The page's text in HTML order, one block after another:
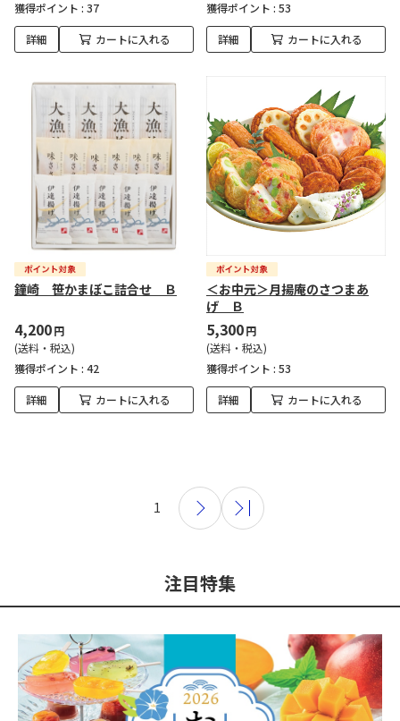
獲得ポイント : 37
詳細 カートに入れる
獲得ポイント : 53
詳細 カートに入れる
鐘崎 笹かまぼこ詰合せ Ｂ
4,200円
(送料・税込)
獲得ポイント : 42
詳細 カートに入れる
＜お中元＞月揚庵のさつまあ
げ Ｂ
5,300円
(送料・税込)
獲得ポイント : 53
詳細 カートに入れる
1
注目特集